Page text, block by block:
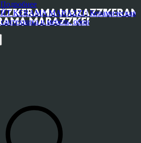
Подробнее
MARAZZI | Керамическая
и мебель, обои